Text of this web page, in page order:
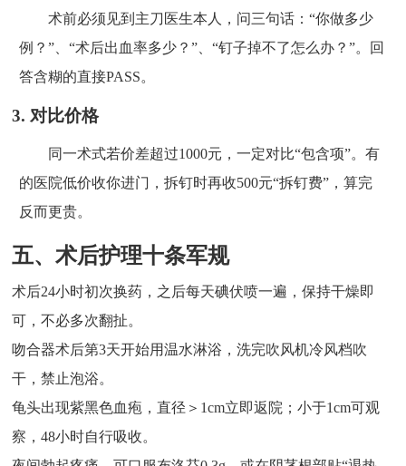
术前必须见到主刀医生本人，问三句话：“你做多少
例？”、“术后出血率多少？”、“钉子掉不了怎么办？”。回
答含糊的直接PASS。
3. 对比价格
同一术式若价差超过1000元，一定对比“包含项”。有
的医院低价收你进门，拆钉时再收500元“拆钉费”，算完
反而更贵。
五、术后护理十条军规
术后24小时初次换药，之后每天碘伏喷一遍，保持干燥即
可，不必多次翻扯。
吻合器术后第3天开始用温水淋浴，洗完吹风机冷风档吹
干，禁止泡浴。
龟头出现紫黑色血疱，直径＞1cm立即返院；小于1cm可观
察，48小时自行吸收。